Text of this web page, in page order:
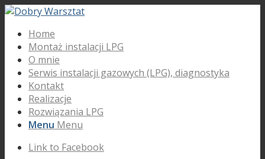
Home
Montaż instalacji LPG
O mnie
Serwis instalacji gazowych (LPG), diagnostyka
Kontakt
Realizacje
Rozwiązania LPG
Menu Menu
Link to Facebook